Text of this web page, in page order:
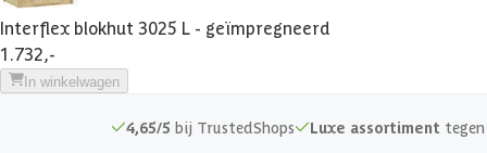
Dakoverstek
Interflex blokhut 3025 L - geïmpregneerd
1.732,-
In winkelwagen
4,65/5 bij TrustedShops Luxe assortiment